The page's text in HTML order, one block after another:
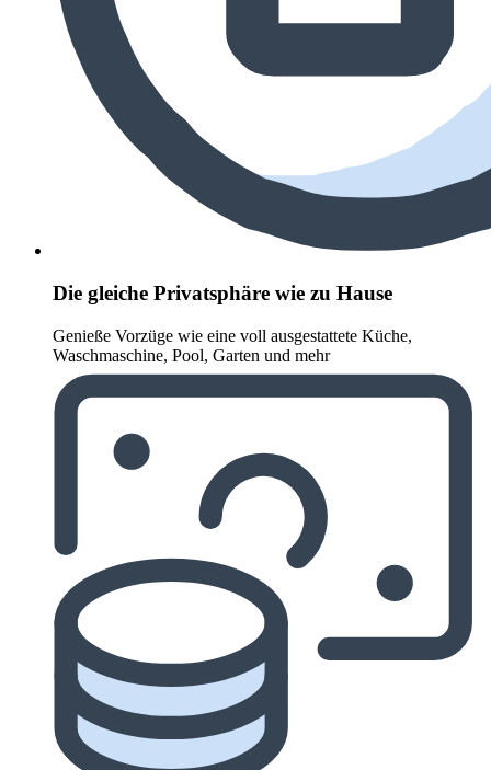
Die gleiche Privatsphäre wie zu Hause
Genieße Vorzüge wie eine voll ausgestattete Küche,
Waschmaschine, Pool, Garten und mehr